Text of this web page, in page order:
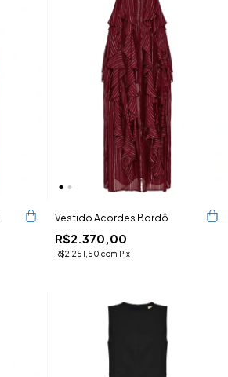
Vestido Acordes Bordô
R$2.370,00
R$2.251,50 com Pix